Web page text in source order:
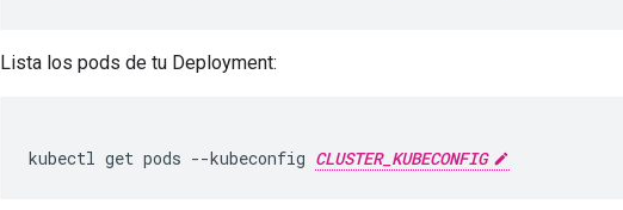
Lista los pods de tu Deployment:
kubectl get pods --kubeconfig CLUSTER_KUBECONFIG